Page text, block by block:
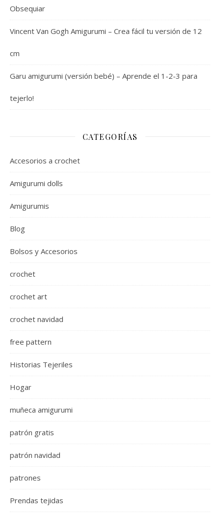
Obsequiar
Vincent Van Gogh Amigurumi – Crea fácil tu versión de 12
cm
Garu amigurumi (versión bebé) – Aprende el 1-2-3 para
tejerlo!
CATEGORÍAS
Accesorios a crochet
Amigurumi dolls
Amigurumis
Blog
Bolsos y Accesorios
crochet
crochet art
crochet navidad
free pattern
Historias Tejeriles
Hogar
muñeca amigurumi
patrón gratis
patrón navidad
patrones
Prendas tejidas